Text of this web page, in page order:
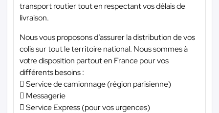
transport routier tout en respectant vos délais de
livraison.
Nous vous proposons d’assurer la distribution de vos
colis sur tout le territoire national. Nous sommes à
votre disposition partout en France pour vos
différents besoins :
 Service de camionnage (région parisienne)
 Messagerie
 Service Express (pour vos urgences)